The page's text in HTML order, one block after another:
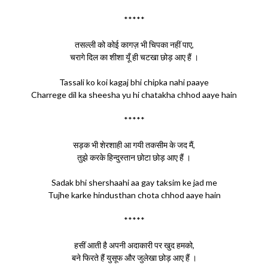
*****
तसल्ली को कोई कागज़ भी चिपका नहीं पाए,
चरागे दिल का शीशा यूँ ही चटखा छोड़ आए हैं ।
Tassali ko koi kagaj bhi chipka nahi paaye
Charrege dil ka sheesha yu hi chatakha chhod aaye hain
*****
सड़क भी शेरशाही आ गयी तकसीम के जद मैं,
तुझे करके हिन्दुस्तान छोटा छोड़ आए हैं ।
Sadak bhi shershaahi aa gay taksim ke jad me
Tujhe karke hindusthan chota chhod aaye hain
*****
हसीं आती है अपनी अदाकारी पर खुद हमको,
बने फिरते हैं युसूफ और जुलेखा छोड़ आए हैं ।